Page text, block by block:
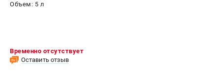
Объем: 5 л
Временно отсутствует
Оставить отзыв